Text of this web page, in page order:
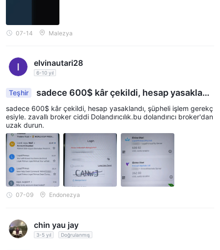
07-14 Malezya
elvinautari28
6-10 yıl
Teşhir
sadece 600$ kâr çekildi, hesap yasakland
ı, şüpheli işlem gerekçesiyle. zavallı broker ciddi
Dolandırıcılık.bu dolandırıcı broker'dan uzak duru
n.
sadece 600$ kâr çekildi, hesap yasaklandı, şüpheli işlem gerekç
esiyle. zavallı broker ciddi Dolandırıcılık.bu dolandırıcı broker'dan
uzak durun.
07-09 Endonezya
chin yau jay
3-5 yıl Doğrulanmış